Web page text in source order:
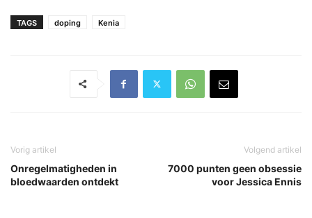
TAGS doping Kenia
Vorig artikel
Onregelmatigheden in
bloedwaarden ontdekt
Volgend artikel
7000 punten geen obsessie
voor Jessica Ennis